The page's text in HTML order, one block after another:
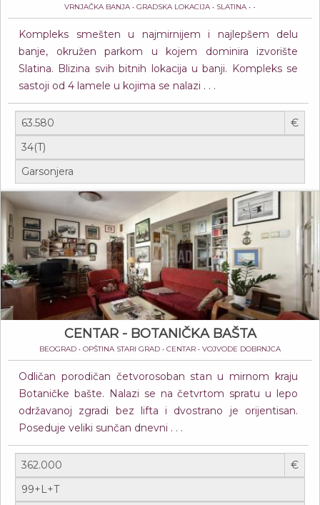
VRNJAČKA BANJA • GRADSKA LOKACIJA • SLATINA • -
Kompleks smešten u najmirnijem i najlepšem delu
banje, okružen parkom u kojem dominira izvorište
Slatina. Blizina svih bitnih lokacija u banji. Kompleks se
sastoji od 4 lamele u kojima se nalazi . . .
€
CENTAR - BOTANIČKA BAŠTA
BEOGRAD • OPŠTINA STARI GRAD • CENTAR • VOJVODE DOBRNJCA
Odličan porodičan četvorosoban stan u mirnom kraju
Botaničke bašte. Nalazi se na četvrtom spratu u lepo
održavanoj zgradi bez lifta i dvostrano je orijentisan.
Poseduje veliki sunčan dnevni . . .
€